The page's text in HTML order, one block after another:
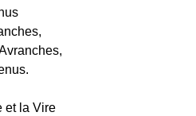
et la Vire